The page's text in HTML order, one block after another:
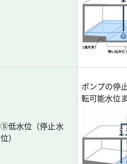
⑤低水位（停止水
位）
ポンプの停
転可能水位